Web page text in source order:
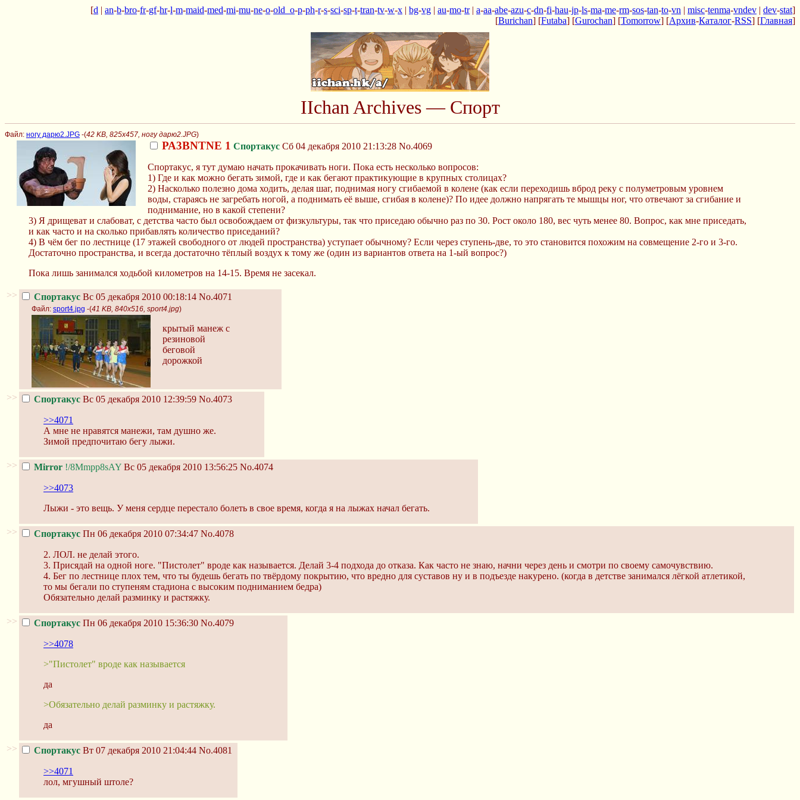
[d | an-b-bro-fr-gf-hr-l-m-maid-med-mi-mu-ne-o-old_o-p-ph-r-s-sci-sp-t-tran-tv-w-x | bg-vg | au-mo-tr| a-aa-abe-azu-c-dn-fi-hau-jp-ls-ma-me-rm-sos-tan-to-vn | misc-tenma-vndev | dev-stat]
[Burichan] [Futaba] [Gurochan] [Tomorrow] [Архив-Каталог-RSS] [Главная]
IIchan Archives — Спорт
Файл: ногу дарю2.JPG -(42 KB, 825x457, ногу дарю2.JPG)
РА3ВNТNE 1 Спортакус Сб 04 декабря 2010 21:13:28 No.4069
Спортакус, я тут думаю начать прокачивать ноги. Пока есть несколько вопросов:
1) Где и как можно бегать зимой, где и как бегают практикующие в крупных столицах?
2) Насколько полезно дома ходить, делая шаг, поднимая ногу сгибаемой в колене (как если переходишь вброд реку с полуметровым уровнем
воды, стараясь не загребать ногой, а поднимать её выше, сгибая в колене)? По идее должно напрягать те мышцы ног, что отвечают за сгибание и
поднимание, но в какой степени?
3) Я дрищеват и слабоват, с детства часто был освобождаем от физкультуры, так что приседаю обычно раз по 30. Рост около 180, вес чуть менее 80. Вопрос, как мне приседать,
и как часто и на сколько прибавлять количество приседаний?
4) В чём бег по лестнице (17 этажей свободного от людей пространства) уступает обычному? Если через ступень-две, то это становится похожим на совмещение 2-го и 3-го.
Достаточно пространства, и всегда достаточно тёплый воздух к тому же (один из вариантов ответа на 1-ый вопрос?)
Пока лишь занимался ходьбой километров на 14-15. Время не засекал.
>> Спортакус Вс 05 декабря 2010 00:18:14 No.4071
Файл: sport4.jpg -(41 KB, 840x516, sport4.jpg)
крытый манеж с
резиновой
беговой
дорожкой
>> Спортакус Вс 05 декабря 2010 12:39:59 No.4073
>>4071
А мне не нравятся манежи, там душно же.
Зимой предпочитаю бегу лыжи.
>> Mirror !/8Mmpp8sAY Вс 05 декабря 2010 13:56:25 No.4074
>>4073
Лыжи - это вещь. У меня сердце перестало болеть в свое время, когда я на лыжах начал бегать.
>> Спортакус Пн 06 декабря 2010 07:34:47 No.4078
2. ЛОЛ. не делай этого.
3. Присядай на одной ноге. "Пистолет" вроде как называется. Делай 3-4 подхода до отказа. Как часто не знаю, начни через день и смотри по своему самочувствию.
4. Бег по лестнице плох тем, что ты будешь бегать по твёрдому покрытию, что вредно для суставов ну и в подъезде накурено. (когда в детстве занимался лёгкой атлетикой,
то мы бегали по ступеням стадиона с высоким подниманием бедра)
Обязательно делай разминку и растяжку.
>> Спортакус Пн 06 декабря 2010 15:36:30 No.4079
>>4078
>"Пистолет" вроде как называется
да
>Обязательно делай разминку и растяжку.
да
>> Спортакус Вт 07 декабря 2010 21:04:44 No.4081
>>4071
лол, мгушный штоле?